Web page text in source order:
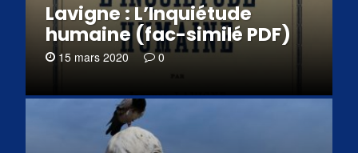
Lavigne : L’Inquiétude
humaine (fac-similé PDF)
15 mars 2020 0